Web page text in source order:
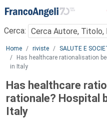
Menu
Cerca:
Main content
Home riviste SALUTE E
Has healthcare rationalisation
in Italy
Has healthcare
rationale? Hospital
Italy